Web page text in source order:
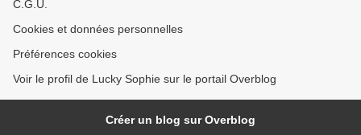
C.G.U.
Cookies et données personnelles
Préférences cookies
Voir le profil de Lucky Sophie sur le portail Overblog
Créer un blog sur Overblog